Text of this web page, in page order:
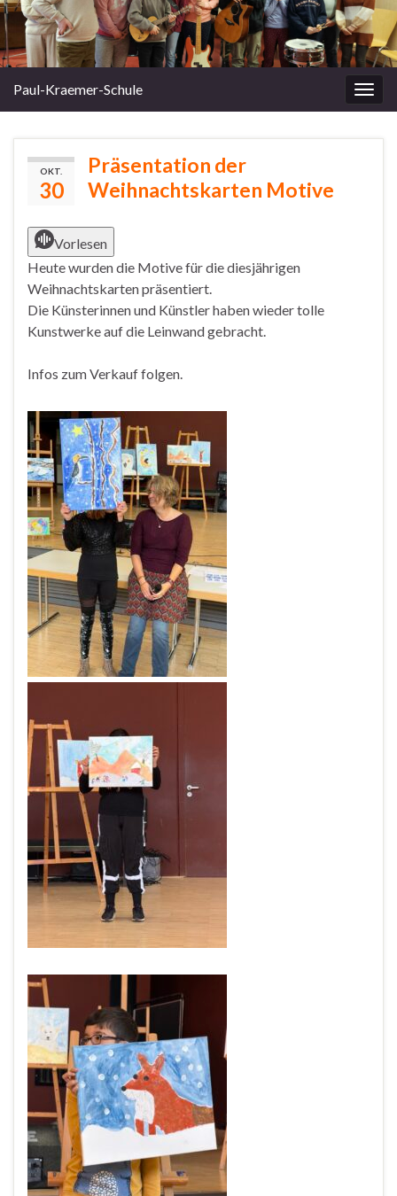
Paul-Kraemer-Schule
OKT.
30
Präsentation der
Weihnachtskarten Motive
Vorlesen
Heute wurden die Motive für die diesjährigen
Weihnachtskarten präsentiert.
Die Künsterinnen und Künstler haben wieder tolle
Kunstwerke auf die Leinwand gebracht.
Infos zum Verkauf folgen.